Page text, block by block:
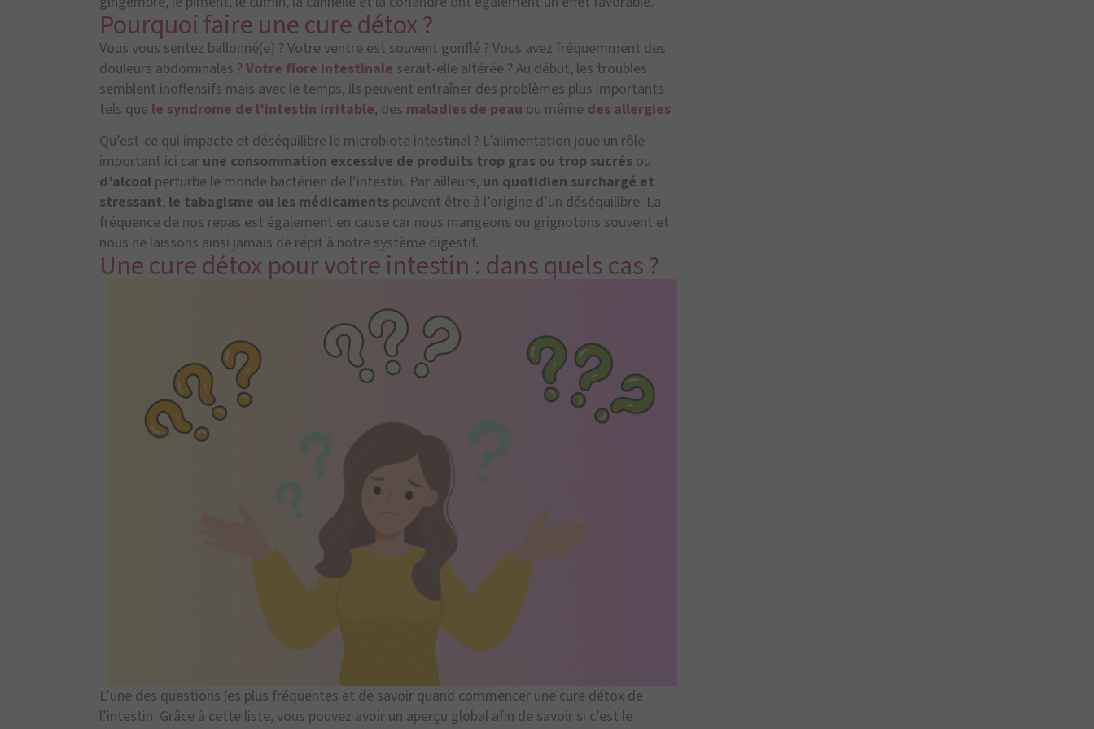
Pourquoi faire une cure détox ?
Vous vous sentez ballonné(e) ? Votre ventre est souvent gonflé ? Vous avez fréquemment des
douleurs abdominales ? Votre flore intestinale serait-elle altérée ? Au début, les troubles
semblent inoffensifs mais avec le temps, ils peuvent entraîner des problèmes plus importants
tels que le syndrome de l’intestin irritable, des maladies de peau ou même des allergies.
Qu’est-ce qui impacte et déséquilibre le microbiote intestinal ? L’alimentation joue un rôle
important ici car une consommation excessive de produits trop gras ou trop sucrés ou
d’alcool perturbe le monde bactérien de l’intestin. Par ailleurs, un quotidien surchargé et
stressant, le tabagisme ou les médicaments peuvent être à l’origine d’un déséquilibre. La
fréquence de nos repas est également en cause car nous mangeons ou grignotons souvent et
nous ne laissons ainsi jamais de répit à notre système digestif.
Une cure détox pour votre intestin : dans quels cas ?
L’une des questions les plus fréquentes et de savoir quand commencer une cure détox de
l’intestin. Grâce à cette liste, vous pouvez avoir un aperçu global afin de savoir si c’est le